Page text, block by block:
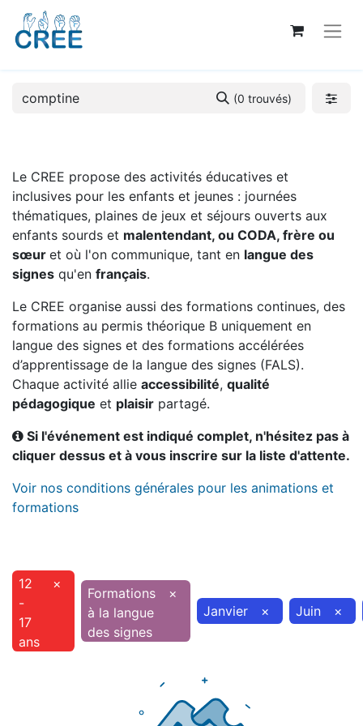
(0 trouvés)
Le CREE propose des activités éducatives et
inclusives pour les enfants et jeunes : journées
thématiques, plaines de jeux et séjours ouverts aux
enfants sourds et malentendant, ou CODA, frère ou
sœur et où l'on communique, tant en langue des
signes qu'en français.
Le CREE organise aussi des formations continues, des
formations au permis théorique B uniquement en
langue des signes et des formations accélérées
d’apprentissage de la langue des signes (FALS).
Chaque activité allie accessibilité, qualité
pédagogique et plaisir partagé.
Si l'événement est indiqué complet, n'hésitez pas à
cliquer dessus et à vous inscrire sur la liste d'attente.
Voir nos conditions générales pour les animations et
formations
12
-
17
ans
×
Formations
à la langue
des signes
×
Janvier
× Juin ×